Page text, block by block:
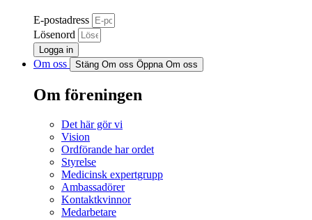
E-postadress
Lösenord
Logga in
Om oss Stäng Om oss Öppna Om oss
Om föreningen
Det här gör vi
Vision
Ordförande har ordet
Styrelse
Medicinsk expertgrupp
Ambassadörer
Kontaktkvinnor
Medarbetare